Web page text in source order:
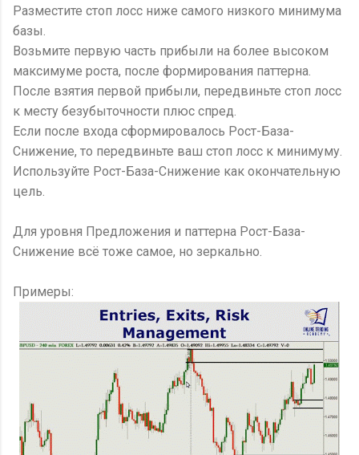
Разместите стоп лосс ниже самого низкого минимума
базы.
Возьмите первую часть прибыли на более высоком
максимуме роста, после формирования паттерна.
После взятия первой прибыли, передвиньте стоп лосс
к месту безубыточности плюс спред.
Если после входа сформировалось Рост-База-
Снижение, то передвиньте ваш стоп лосс к минимуму.
Используйте Рост-База-Снижение как окончательную
цель.
Для уровня Предложения и паттерна Рост-База-
Снижение всё тоже самое, но зеркально.
Примеры: